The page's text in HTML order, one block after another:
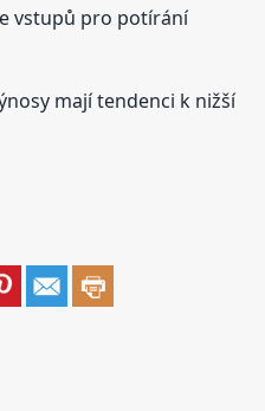
vstupů pro potírání
mají tendenci k nižší